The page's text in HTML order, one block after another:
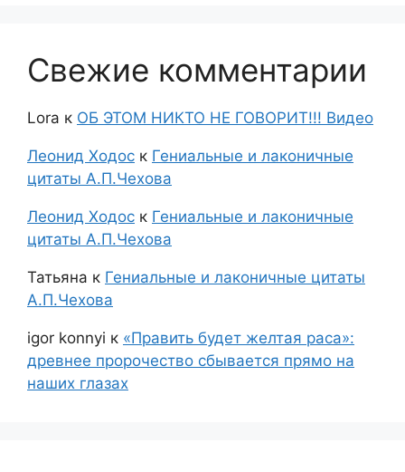
Свежие комментарии
Lora к ОБ ЭТОМ НИКТО НЕ ГОВОРИТ!!! Видео
Леонид Ходос к Гениальные и лаконичные
цитаты А.П.Чехова
Леонид Ходос к Гениальные и лаконичные
цитаты А.П.Чехова
Татьяна к Гениальные и лаконичные цитаты
А.П.Чехова
igor konnyi к «Править будет желтая раса»:
древнее пророчество сбывается прямо на
наших глазах